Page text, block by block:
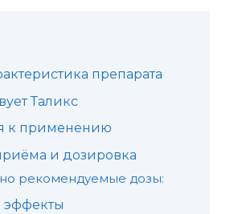
препарата
Таликс
к применению
и дозировка
рекомендуемые дозы:
эффекты